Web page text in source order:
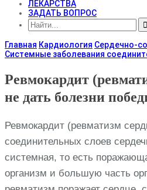
ЛЕКАРСТВА
ЗАДАТЬ ВОПРОС
Главная Кардиология Сердечно-
Системные заболевания
Ревмокардит
не дать болезни
Ревмокардит (ревматизм
соединительных слоев
системная, то есть
организм и большую часть